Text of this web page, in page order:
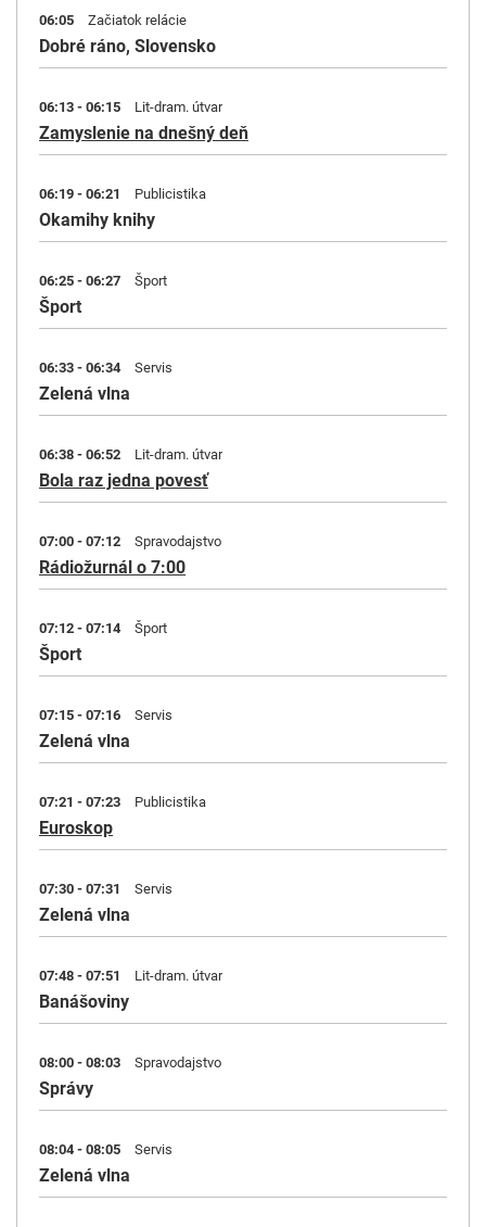
06:05 Začiatok relácie
Dobré ráno, Slovensko
06:13 - 06:15 Lit-dram. útvar
Zamyslenie na dnešný deň
06:19 - 06:21 Publicistika
Okamihy knihy
06:25 - 06:27 Šport
Šport
06:33 - 06:34 Servis
Zelená vlna
06:38 - 06:52 Lit-dram. útvar
Bola raz jedna povesť
07:00 - 07:12 Spravodajstvo
Rádiožurnál o 7:00
07:12 - 07:14 Šport
Šport
07:15 - 07:16 Servis
Zelená vlna
07:21 - 07:23 Publicistika
Euroskop
07:30 - 07:31 Servis
Zelená vlna
07:48 - 07:51 Lit-dram. útvar
Banášoviny
08:00 - 08:03 Spravodajstvo
Správy
08:04 - 08:05 Servis
Zelená vlna